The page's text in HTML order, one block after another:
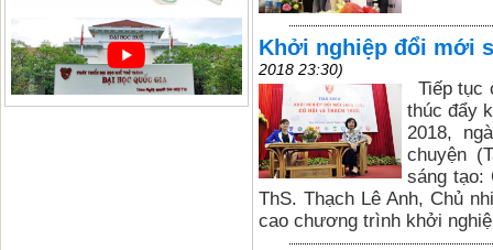
Khởi nghiệp đổi mới
2018 23:30)
Tiếp tục
thúc đẩy
2018,
chuyện
sáng tạo:
ThS. Thạch Lê Anh, Chủ
cao chương trình khởi